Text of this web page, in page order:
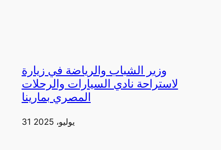
وزير الشباب والرياضة في زيارة
لاستراحة نادي السيارات والرحلات
المصري بمارينا
31 يوليو، 2025